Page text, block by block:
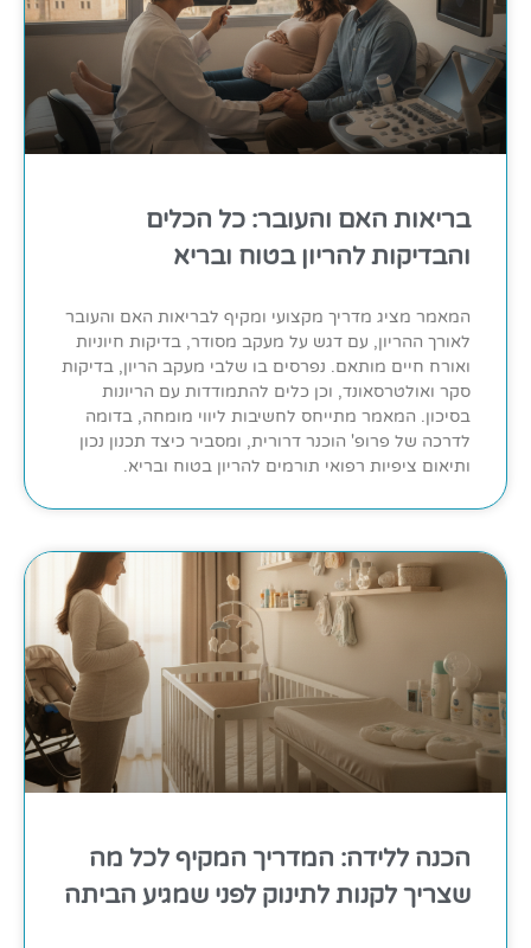
בריאות האם והעובר: כל הכלים
והבדיקות להריון בטוח ובריא
המאמר מציג מדריך מקצועי ומקיף לבריאות האם והעובר
לאורך ההריון, עם דגש על מעקב מסודר, בדיקות חיוניות
ואורח חיים מותאם. נפרסים בו שלבי מעקב הריון, בדיקות
סקר ואולטרסאונד, וכן כלים להתמודדות עם הריונות
בסיכון. המאמר מתייחס לחשיבות ליווי מומחה, בדומה
לדרכה של פרופ' הוכנר דרורית, ומסביר כיצד תכנון נכון
ותיאום ציפיות רפואי תורמים להריון בטוח ובריא.
הכנה ללידה: המדריך המקיף לכל מה
שצריך לקנות לתינוק לפני שמגיע הביתה